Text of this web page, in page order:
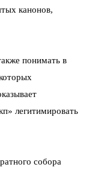
канонов,
понимать в
легитимировать
собора